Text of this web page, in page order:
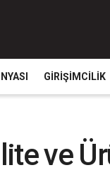
GIRIŞIMCILIK
ve